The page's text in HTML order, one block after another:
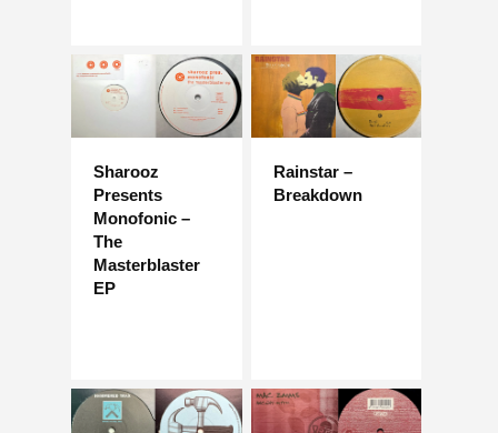
Sharooz
Presents
Monofonic –
The
Masterblaster
EP
Rainstar –
Breakdown